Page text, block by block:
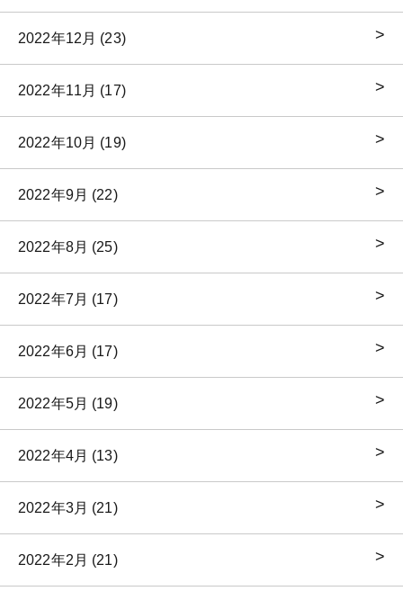
2022年12月 (23)
2022年11月 (17)
2022年10月 (19)
2022年9月 (22)
2022年8月 (25)
2022年7月 (17)
2022年6月 (17)
2022年5月 (19)
2022年4月 (13)
2022年3月 (21)
2022年2月 (21)